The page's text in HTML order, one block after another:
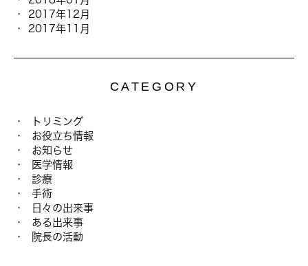
2017年12月
2017年11月
CATEGORY
トリミング
お役立ち情報
お知らせ
医学情報
診療
手術
日々の出来事
ある出来事
院長の活動